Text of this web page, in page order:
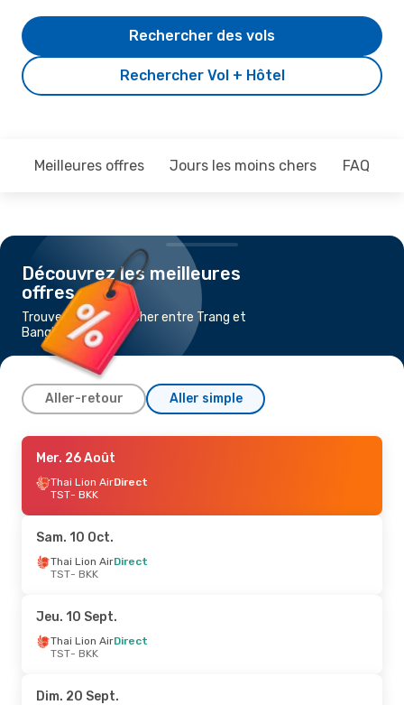
Rechercher Vol + Hôtel
Rechercher des vols
Meilleures offres Jours les moins chers FAQ
Découvrez les meilleures
offres
Trouvez un vol pas cher entre Trang et
Bangkok
Aller-retour Aller simple
Ven. 28 Août
Thai Lion AirDirect
TST- BKK
BKK- TST
Jeu. 10 Sept.- Dim. 13 Sept.
Thai Lion Air
BKK- TST
Mer. 26 Août
Thai Lion AirDirect
TST- BKK
Sam. 10 Oct.
Thai Lion AirDirect
TST- BKK
Jeu. 10 Sept.
Thai Lion AirDirect
TST- BKK
Dim. 20 Sept.